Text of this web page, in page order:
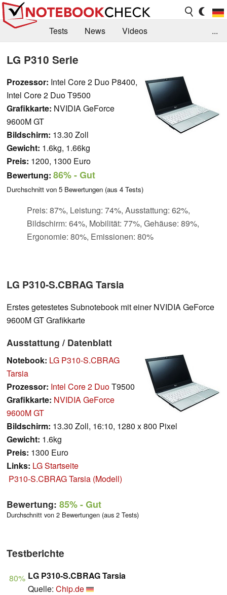
Tests News
Videos
Jobs
Forum
...
LG P310 Serie
Prozessor: Intel Core 2 Duo P8400,
Intel Core 2 Duo T9500
Grafikkarte: NVIDIA GeForce
9600M GT
Bildschirm: 13.30 Zoll
Gewicht: 1.6kg, 1.66kg
Preis: 1200, 1300 Euro
Bewertung: 86%- Gut
Durchschnitt von 5 Bewertungen (aus 4 Tests)
Preis: 87%, Leistung: 74%, Ausstattung: 62%,
Bildschirm: 64%, Mobilität: 77%, Gehäuse: 89%,
Ergonomie: 80%, Emissionen: 80%
LG P310-S.CBRAG Tarsia
Erstes getestetes Subnotebook mit einer NVIDIA GeForce
9600M GT Grafikkarte
Ausstattung / Datenblatt
Notebook: LG P310-S.CBRAG
Tarsia
Prozessor: Intel Core 2 DuoT9500
Grafikkarte: NVIDIA GeForce
9600M GT
Bildschirm: 13.30 Zoll, 16:10, 1280 x 800 Pixel
Gewicht: 1.6kg
Preis: 1300 Euro
Links: LG Startseite
P310-S.CBRAG Tarsia (Modell)
Bewertung: 85%- Gut
Durchschnitt von 2 Bewertungen (aus 2 Tests)
Testberichte
80% LG P310-S.CBRAG Tarsia
Quelle: Chip.de